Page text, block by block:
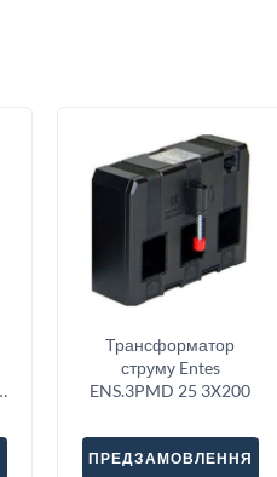
Трансформатор
струму Entes
ENS.3PMD 25 3X200
ПРЕДЗАМОВЛЕННЯ